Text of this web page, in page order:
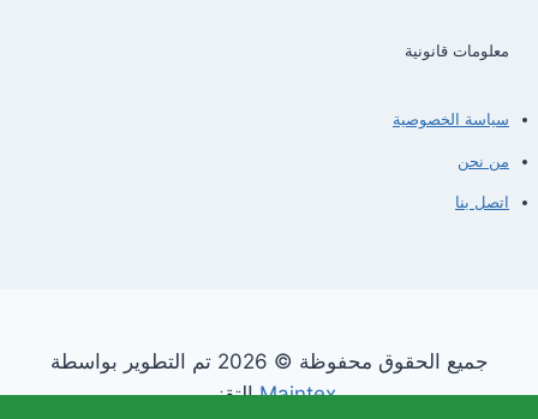
معلومات قانونية
سياسة الخصوصية
من نحن
اتصل بنا
جميع الحقوق محفوظة © 2026 تم التطوير بواسطة
Maintexالتقني